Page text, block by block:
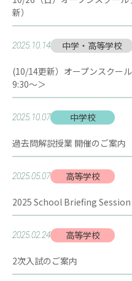
新）
2025.10.14 中学・高等学校
(10/14更新）オープンスクー
9:30～＞
2025.10.07 中学校
過去問解説授業 開催のご案内
2025.05.07 高等学校
2025 School Briefing
2025.02.24 高等学校
2次入試のご案内